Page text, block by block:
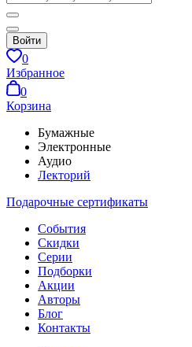
Войти
0
Избранное
0
Корзина
Бумажные
Электронные
Аудио
Лекторий
Подарочные сертификаты
События
Скидки
Серии
Подборки
Акции
Авторы
Блог
Контакты